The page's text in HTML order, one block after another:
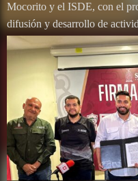
Mocorito y el ISDE, con el
difusión y desarrollo de